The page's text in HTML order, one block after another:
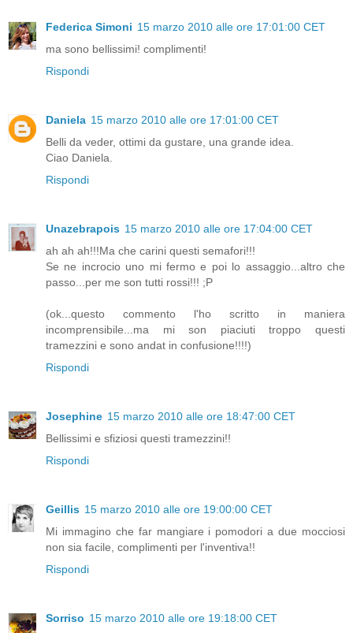
Federica Simoni 15 marzo 2010 alle ore 17:01:00 CET
ma sono bellissimi! complimenti!
Rispondi
Daniela 15 marzo 2010 alle ore 17:01:00 CET
Belli da veder, ottimi da gustare, una grande idea.
Ciao Daniela.
Rispondi
Unazebrapois 15 marzo 2010 alle ore 17:04:00 CET
ah ah ah!!!Ma che carini questi semafori!!!
Se ne incrocio uno mi fermo e poi lo assaggio...altro che
passo...per me son tutti rossi!!! ;P
(ok...questo commento l'ho scritto in maniera
incomprensibile...ma mi son piaciuti troppo questi
tramezzini e sono andat in confusione!!!!)
Rispondi
Josephine 15 marzo 2010 alle ore 18:47:00 CET
Bellissimi e sfiziosi questi tramezzini!!
Rispondi
Geillis 15 marzo 2010 alle ore 19:00:00 CET
Mi immagino che far mangiare i pomodori a due mocciosi
non sia facile, complimenti per l'inventiva!!
Rispondi
Sorriso 15 marzo 2010 alle ore 19:18:00 CET